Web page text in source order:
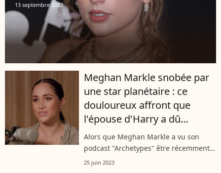
13 septembre 2023
Meghan Markle snobée par
une star planétaire : ce
douloureux affront que
l'épouse d'Harry a dû
encaisser
Alors que Meghan Markle a vu son
podcast "Archetypes" être récemment
annulé par Spotify, la duchesse de
25 juin 2023